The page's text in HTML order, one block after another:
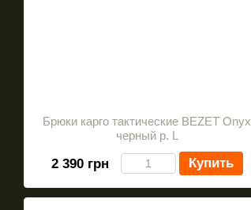
Брюки карго тактические BEZET Onyx
черный р. L
2 390 грн Купить